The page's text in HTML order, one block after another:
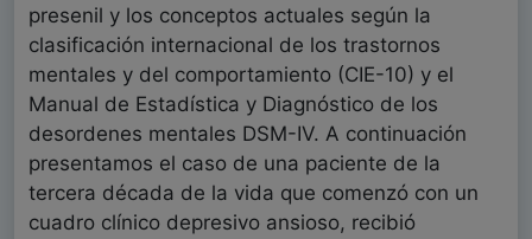
presenil y los conceptos actuales según la
clasificación internacional de los trastornos
mentales y del comportamiento (CIE-10) y el
Manual de Estadística y Diagnóstico de los
desordenes mentales DSM-IV. A continuación
presentamos el caso de una paciente de la
tercera década de la vida que comenzó con un
cuadro clínico depresivo ansioso, recibió